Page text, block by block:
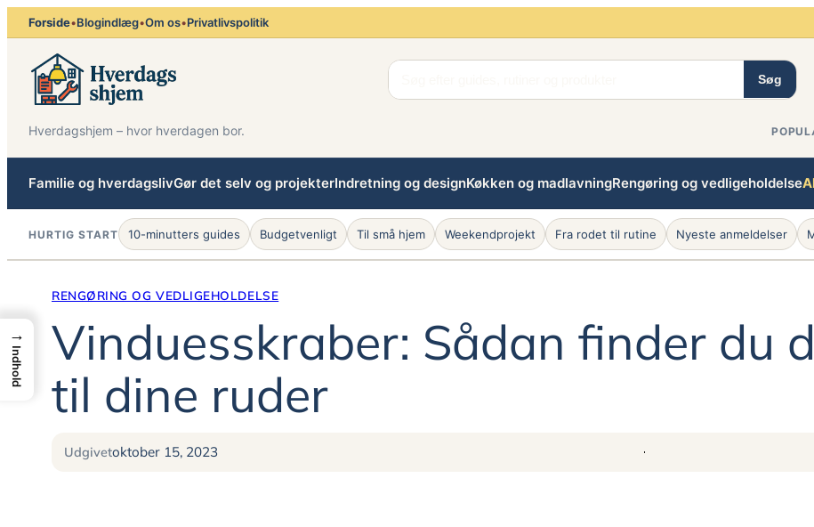
Spring
til
indhold
Forside•Blogindlæg•Om os•Privatlivspolitik
Søg
Hverdagshjem – hvor hverdagen bor.
Familie og hverdagslivGør det selv og projekterIndretning og designKøkken og madlavningRengøring og vedligeholdelse
HURTIG START 10-minutters guides Budgetvenligt Til små hjem Weekendprojekt Fra rodet til rutine Nyeste anmeldelser
RENGØRING OG VEDLIGEHOLDELSE
Vinduesskraber: Sådan finder du
til dine ruder
Udgivetoktober 15, 2023
→
Indhold